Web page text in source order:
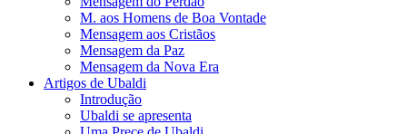
M. aos Homens de Boa Vontade
Mensagem aos Cristãos
Mensagem da Paz
Mensagem da Nova Era
Artigos de Ubaldi
Introdução
Ubaldi se apresenta